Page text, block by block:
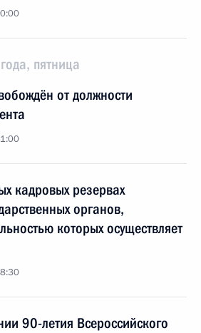
пятница
от должности
кадровых резервах
органов,
которых осуществляет
90-летия Всероссийского